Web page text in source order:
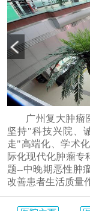
广州复大肿瘤
坚持"科技兴院、
走"高端化、学术
际化现代化肿瘤专
题--中晚期恶性肿
改善患者生活质量